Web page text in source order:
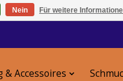
& Accessoires
Nein Für weitere